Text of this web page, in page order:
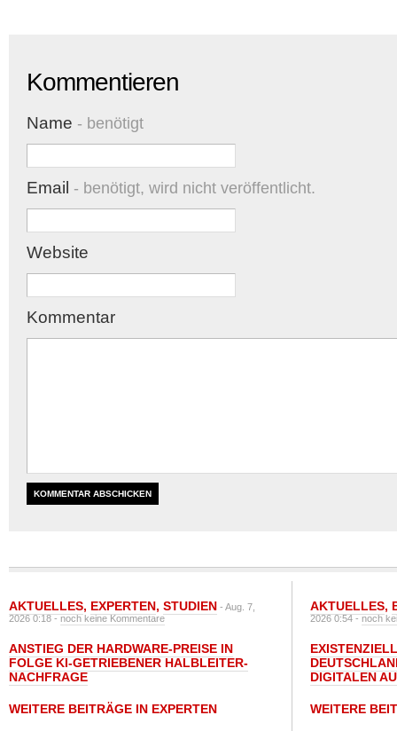
Kommentieren
Name - benötigt
Email - benötigt, wird nicht veröffentlicht.
Website
Kommentar
AKTUELLES, EXPERTEN, STUDIEN - Aug. 7,
2026 0:18 -noch keine Kommentare
ANSTIEG DER HARDWARE-PREISE IN
FOLGE KI-GETRIEBENER HALBLEITER-
NACHFRAGE
WEITERE BEITRÄGE IN EXPERTEN
AKTUELLES,
2026 0:54 -noch
DIGITALEN
WEITERE